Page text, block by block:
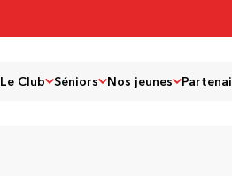
Le Club Séniors Nos jeunes